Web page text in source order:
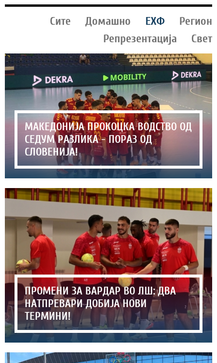
Сите Домашно ЕХФ
Регион
Репрезентација
Свет
МАКЕДОНИЈА ПРОКОЦКА ВОДСТВО ОД
СЕДУМ РАЗЛИКА - ПОРАЗ ОД
СЛОВЕНИЈА!
ПРОМЕНИ ЗА ВАРДАР ВО ЛШ: ДВА
НАТПРЕВАРИ ДОБИЈА НОВИ
ТЕРМИНИ!